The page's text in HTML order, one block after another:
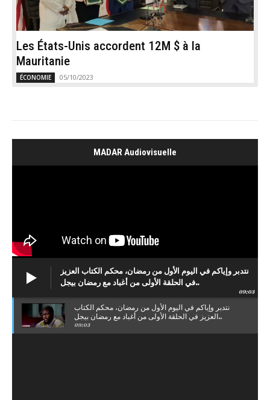
Les États-Unis accordent 12M $ à la
Mauritanie
ÉCONOMIE 05/10/2023
MADAR Audiovisuelle
نتدبر وإياكم في اليوم الأول من رمضان، محكم الكتاب العزيز
في الحلقة الأولى من أغباد مع رمضان بيجل..
09:03
نتدبر وإياكم في اليوم الأول من رمضان، محكم الكتاب
العزيز في الحلقة الأولى من أغباد مع رمضان بيجل..
09:03